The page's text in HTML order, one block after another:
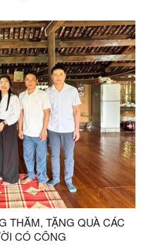
THĂM, TẶNG QUÀ CÁC
CÓ CÔNG